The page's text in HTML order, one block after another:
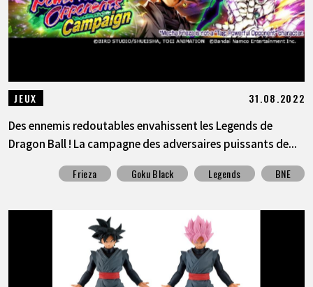
JEUX 31.08.2022
Des ennemis redoutables envahissent les Legends de
Dragon Ball ! La campagne des adversaires puissants de...
Frieza Goku Black Legends BNE